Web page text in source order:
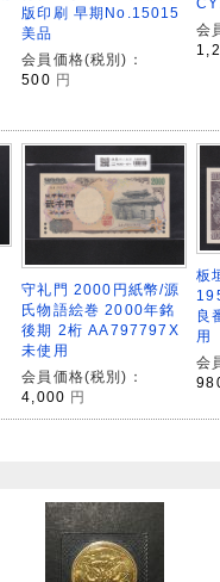
版印刷 早期No.15015
美品
会員価格(税別)：
500 円
会
守礼門 2000円紙幣/源
氏物語絵巻 2000年銘
後期 2桁 AA797797X
未使用
会員価格(税別)：
4,000 円
板
良
用
会